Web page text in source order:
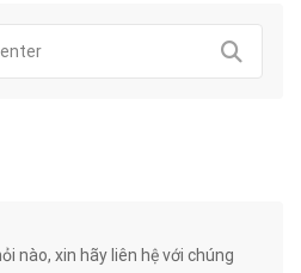
nào, xin hãy liên hệ với chúng